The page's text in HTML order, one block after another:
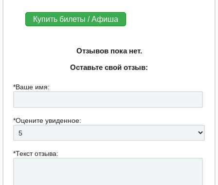
Купить билеты / Афиша
Отзывов пока нет.
Оставьте свой отзыв:
*Ваше имя:
*Оцените увиденное:
*Текст отзыва: